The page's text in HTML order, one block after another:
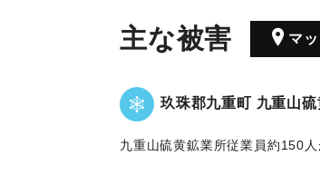
主な被害 マ
玖珠郡九重町 九重山
九重山硫黄鉱業所従業員約150